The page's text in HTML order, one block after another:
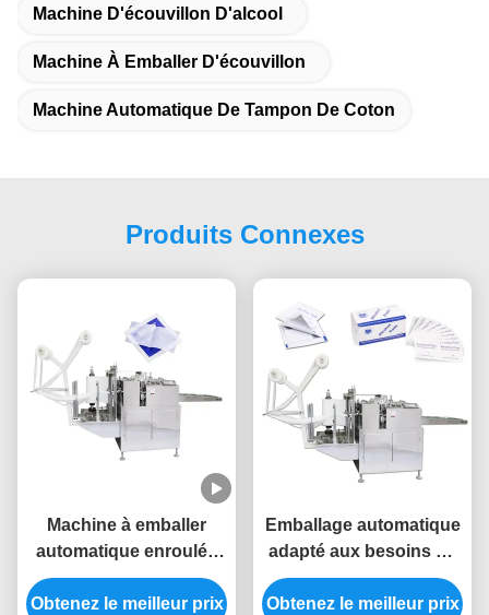
Machine D'écouvillon D'alcool
Machine À Emballer D'écouvillon
Machine Automatique De Tampon De Coton
Produits Connexes
Machine à emballer
automatique enroulée
de protections de
machine d'écouvillon
Obtenez le meilleur prix
Emballage automatique
adapté aux besoins du
client de la machine
5KW de tampon de
Obtenez le meilleur prix